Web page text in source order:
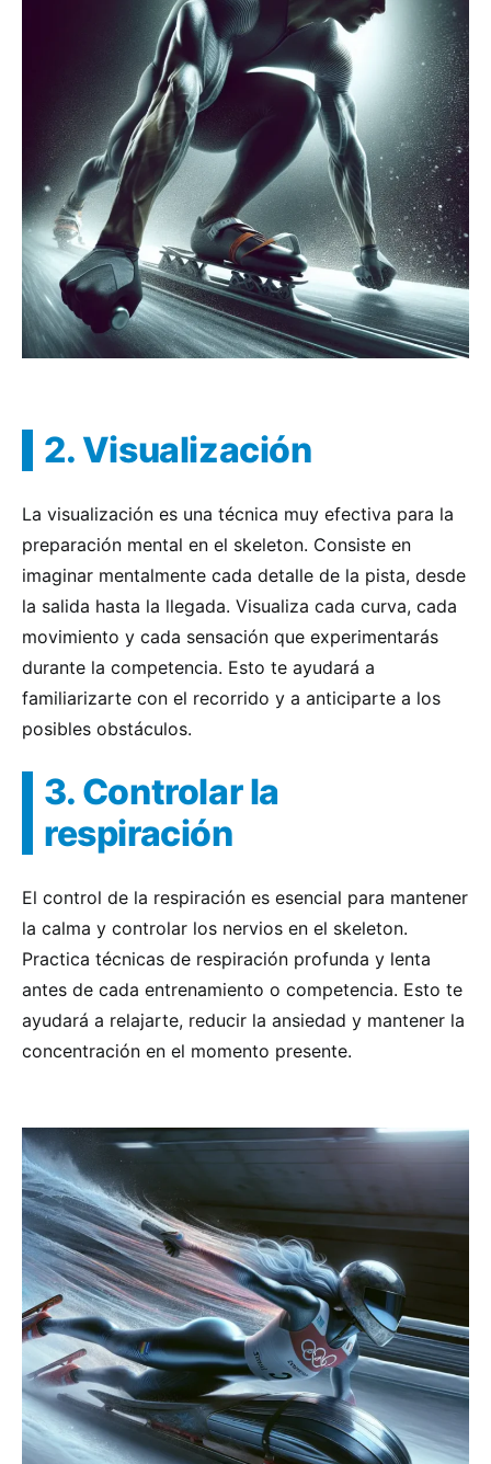
2. Visualización
La visualización es una técnica muy efectiva para la
preparación mental en el skeleton. Consiste en
imaginar mentalmente cada detalle de la pista, desde
la salida hasta la llegada. Visualiza cada curva, cada
movimiento y cada sensación que experimentarás
durante la competencia. Esto te ayudará a
familiarizarte con el recorrido y a anticiparte a los
posibles obstáculos.
3. Controlar la
respiración
El control de la respiración es esencial para mantener
la calma y controlar los nervios en el skeleton.
Practica técnicas de respiración profunda y lenta
antes de cada entrenamiento o competencia. Esto te
ayudará a relajarte, reducir la ansiedad y mantener la
concentración en el momento presente.